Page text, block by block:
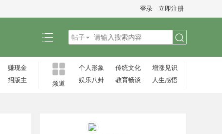
登录 立即注册
帖子
赚现金
招版主 频道
个人形象 传统文化
增涨见识‌
娱乐八卦
教育畅谈 人生感悟